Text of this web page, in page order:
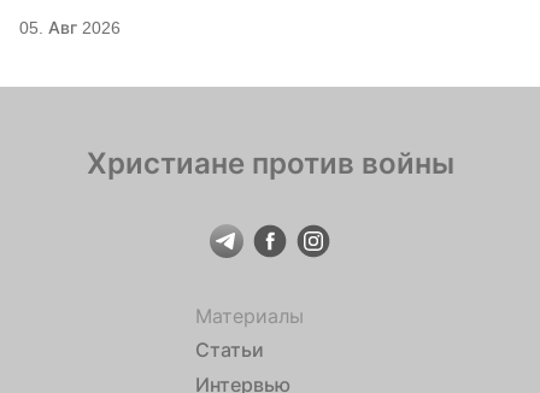
05. Авг 2026
Христиане против войны
Материалы
Статьи
Интервью